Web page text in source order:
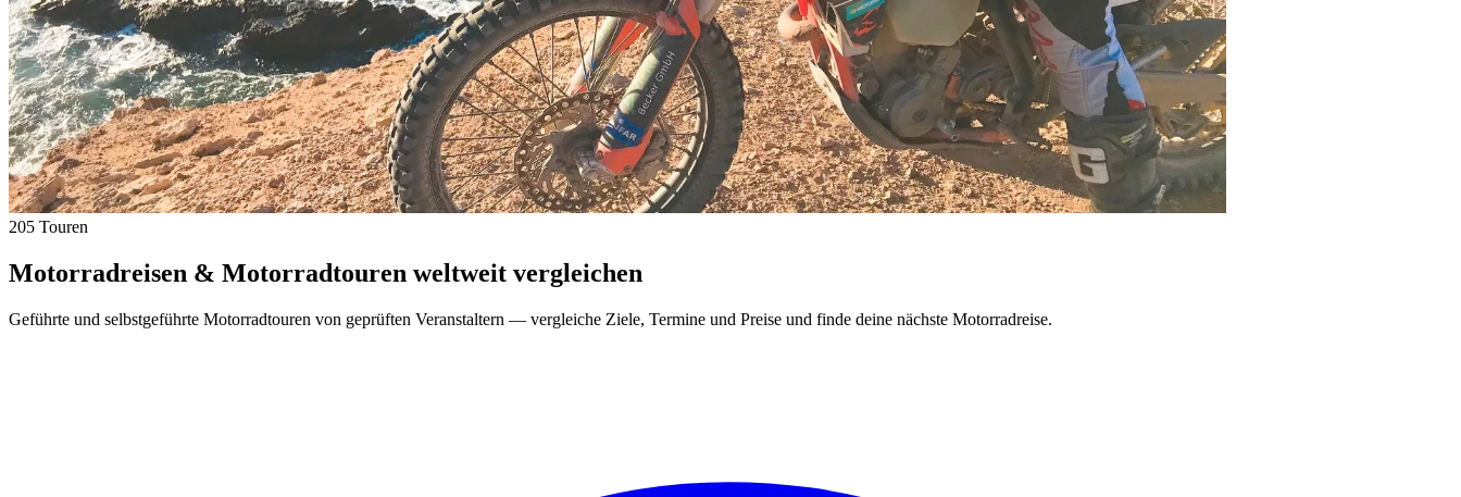
205 Touren
Motorradreisen & Motorradtouren weltweit vergleichen
Geführte und selbstgeführte Motorradtouren von geprüften Veranstaltern — vergleiche Ziele, Termine und Preise und finde deine nächste Motorradreise.